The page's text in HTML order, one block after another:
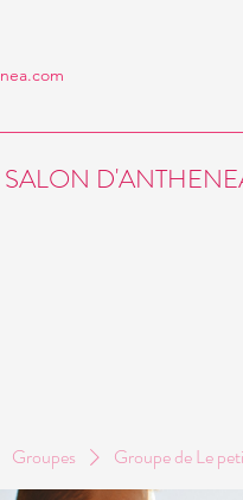
SALON
Groupes Groupe de Le